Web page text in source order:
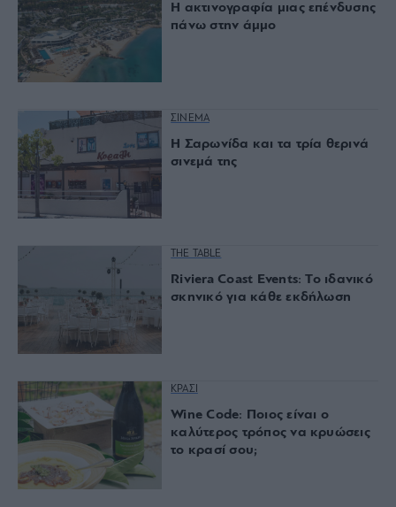
Η ακτινογραφία μιας επένδυσης
πάνω στην άμμο
ΣΙΝΕΜΑ
Η Σαρωνίδα και τα τρία θερινά
σινεμά της
THE TABLE
Riviera Coast Events: Το ιδανικό
σκηνικό για κάθε εκδήλωση
ΚΡΑΣΙ
Wine Code: Ποιος είναι ο
καλύτερος τρόπος να κρυώσεις
το κρασί σου;